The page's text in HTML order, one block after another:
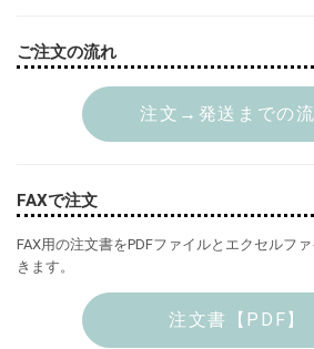
ご注文の流れ
注文→発送までの
FAXで注文
FAX用の注文書をPDFファイルとエクセルフ
きます。
注文書【PDF】